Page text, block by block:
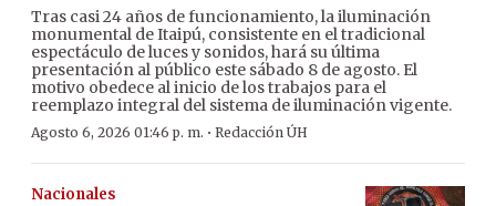
Tras casi 24 años de funcionamiento, la iluminación
monumental de Itaipú, consistente en el tradicional
espectáculo de luces y sonidos, hará su última
presentación al público este sábado 8 de agosto. El
motivo obedece al inicio de los trabajos para el
reemplazo integral del sistema de iluminación vigente.
Agosto 6, 2026 01:46 p. m. · Redacción ÚH
Nacionales